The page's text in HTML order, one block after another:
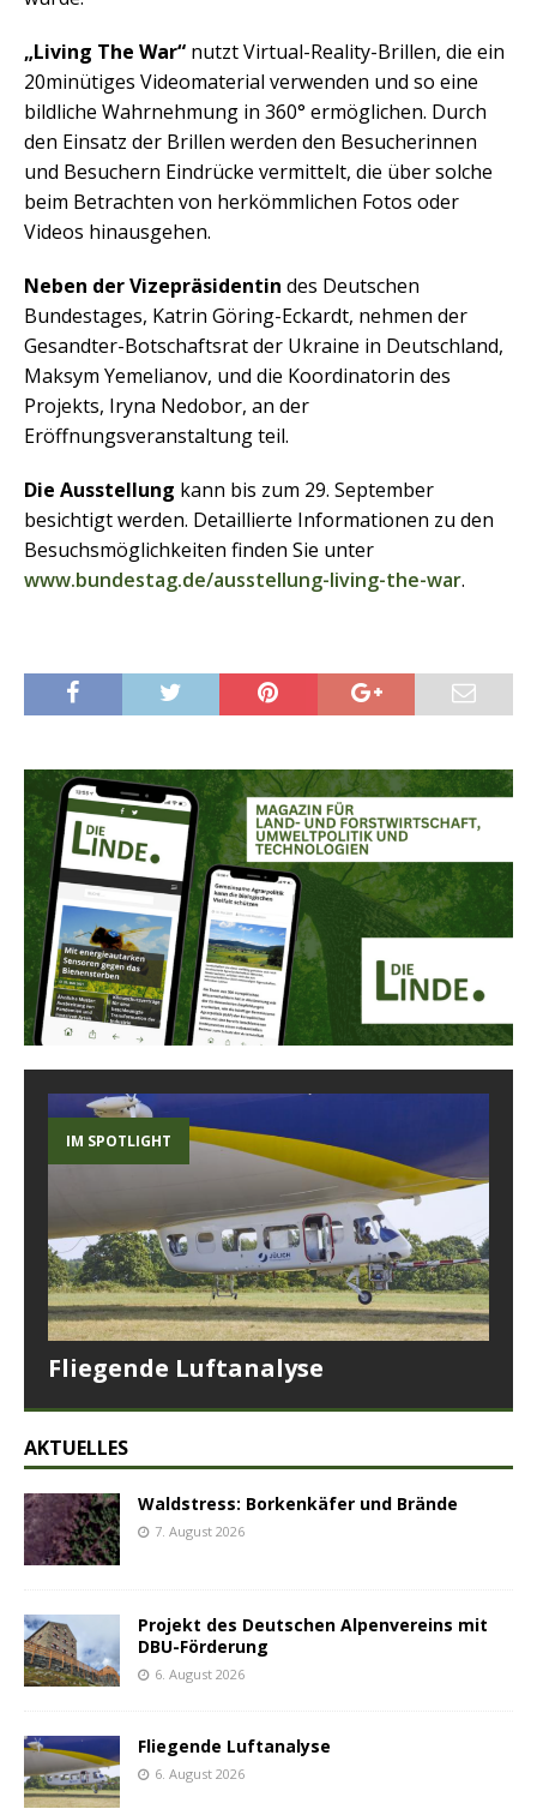
„Living The War“ nutzt Virtual-Reality-Brillen, die ein
20minütiges Videomaterial verwenden und so eine
bildliche Wahrnehmung in 360° ermöglichen. Durch
den Einsatz der Brillen werden den Besucherinnen
und Besuchern Eindrücke vermittelt, die über solche
beim Betrachten von herkömmlichen Fotos oder
Videos hinausgehen.
Neben der Vizepräsidentin des Deutschen
Bundestages, Katrin Göring-Eckardt, nehmen der
Gesandter-Botschaftsrat der Ukraine in Deutschland,
Maksym Yemelianov, und die Koordinatorin des
Projekts, Iryna Nedobor, an der
Eröffnungsveranstaltung teil.
Die Ausstellung kann bis zum 29. September
besichtigt werden. Detaillierte Informationen zu den
Besuchsmöglichkeiten finden Sie unter
www.bundestag.de/ausstellung-living-the-war.
IM SPOTLIGHT
Fliegende Luftanalyse
AKTUELLES
Waldstress: Borkenkäfer und Brände
7. August 2026
Projekt des Deutschen Alpenvereins mit
DBU-Förderung
6. August 2026
Fliegende Luftanalyse
6. August 2026